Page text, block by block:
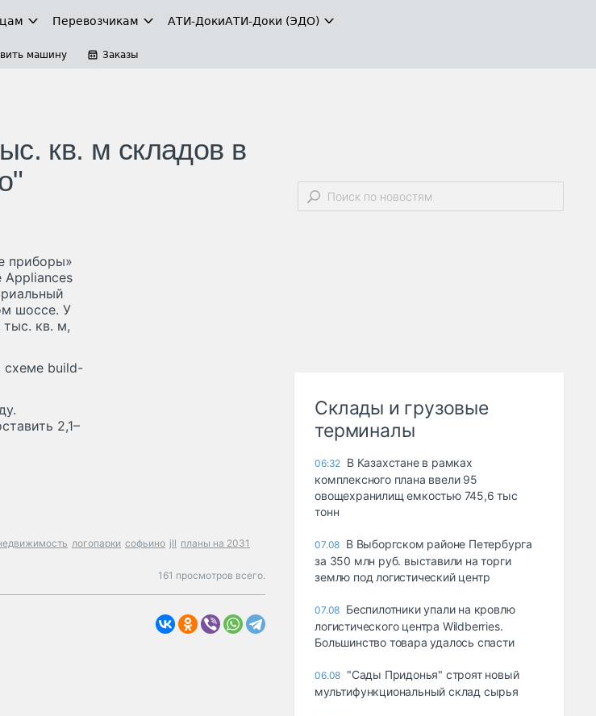
Перевозчикам АТИ-ДокиАТИ-Доки (ЭДО)
машину Заказы
кв. м складов в
приборы»
Appliances
шоссе. У
кв. м,
схеме build-
2,1–
логопарки софьино jll планы на 2031
161 просмотров всего.
Склады и грузовые
терминалы
06:32 В Казахстане в рамках
комплексного плана ввели 95
овощехранилищ емкостью 745,6 тыс
тонн
07.08 В Выборгском районе Петербурга
за 350 млн руб. выставили на торги
землю под логистический центр
07.08 Беспилотники упали на кровлю
логистического центра Wildberries.
Большинство товара удалось спасти
06.08 "Сады Придонья" строят новый
мультифункциональный склад сырья